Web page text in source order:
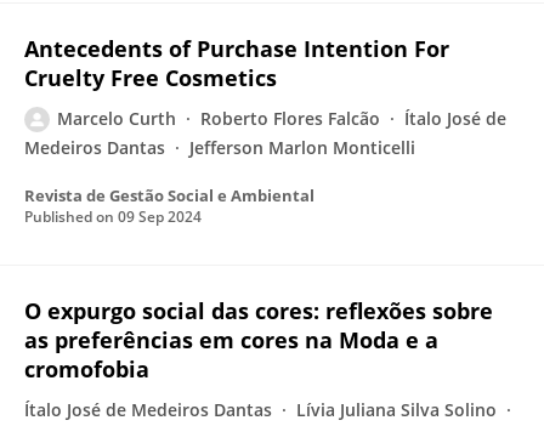
Antecedents of Purchase Intention For
Cruelty Free Cosmetics
Marcelo Curth Roberto Flores Falcão
Ítalo José de
Medeiros Dantas
Jefferson Marlon Monticelli
Revista de Gestão Social e Ambiental
Published on 09 Sep 2024
O expurgo social das cores: reflexões sobre
as preferências em cores na Moda e a
cromofobia
Ítalo José de Medeiros Dantas
Lívia Juliana Silva Solino